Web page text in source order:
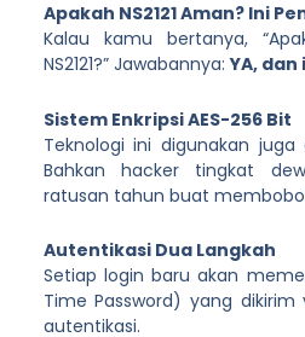
Apakah NS2121 Aman? Ini
Kalau kamu bertanya,
NS2121?” Jawabannya:YA,
Sistem Enkripsi AES-256 Bit
Teknologi ini digunakan
Bahkan hacker tingkat
ratusan tahun buat
Autentikasi Dua Langkah
Setiap login baru akan
Time Password) yang
autentikasi.